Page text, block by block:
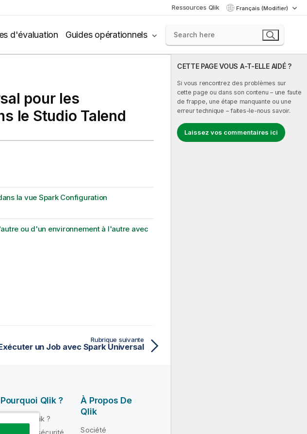
Ressources Qlik Français (Modifier)
d'évaluation Guides opérationnels
CETTE PAGE VOUS A-T-ELLE AIDÉ ?
Si vous rencontrez des problèmes sur
cette page ou dans son contenu – une faute
de frappe, une étape manquante ou une
erreur technique – faites-le-nous savoir.
Laissez vos commentaires ici
pour les
le Studio Talend
la vue Spark Configuration
ou d'un environnement à l'autre avec
Rubrique suivante
un Job avec Spark Universal
Pourquoi Qlik ?
Pourquoi Qlik ?
Fiabilité et sécurité
À Propos De
Qlik
Société